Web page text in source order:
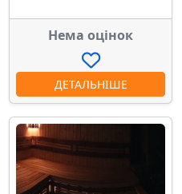
Нема оцінок
ДЕТАЛЬНІШЕ